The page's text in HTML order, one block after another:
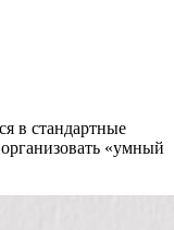
в стандартные
«умный